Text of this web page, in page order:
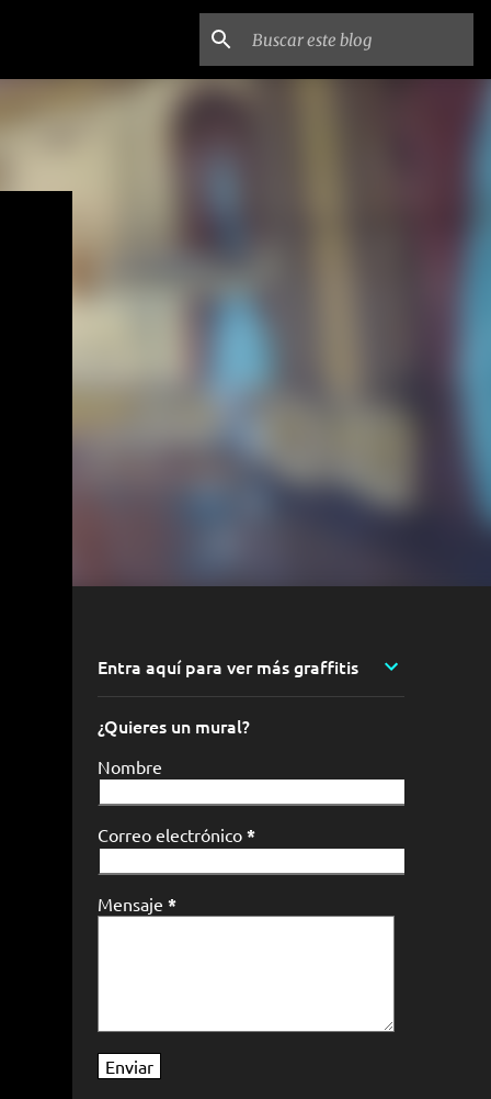
Entra aquí para ver más graffitis
¿Quieres un mural?
Nombre
Correo electrónico *
Mensaje *